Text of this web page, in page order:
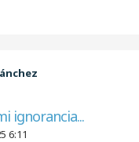
ignorancia...
6:11